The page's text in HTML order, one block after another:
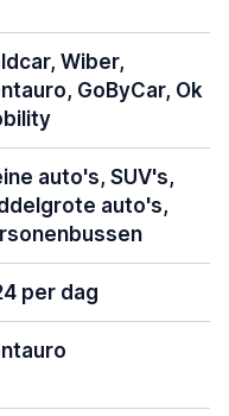
Wiber,
GoByCar, Ok
auto's, SUV's,
auto's,
per dag